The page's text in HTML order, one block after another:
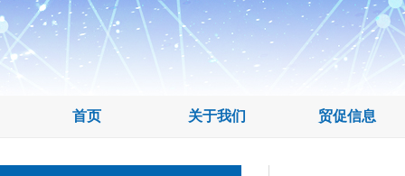
首页 关于我们 贸促信息